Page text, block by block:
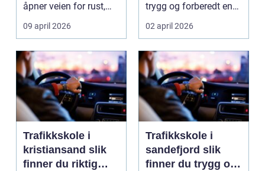
åpner veien for rust,
verdifall og dy...
09 april 2026
trygg og forberedt en
elev føler seg når ...
02 april 2026
Trafikkskole i
kristiansand slik
finner du riktig
Trafikkskole i
sandefjord slik
finner du trygg og